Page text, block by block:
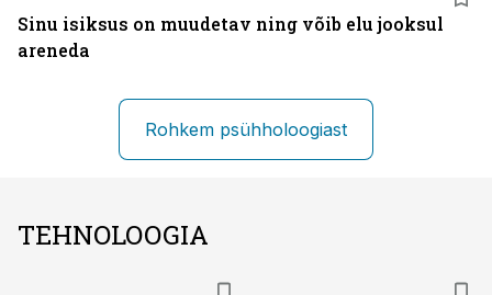
Sinu isiksus on muudetav ning võib elu jooksul
areneda
Rohkem psühholoogiast
TEHNOLOOGIA